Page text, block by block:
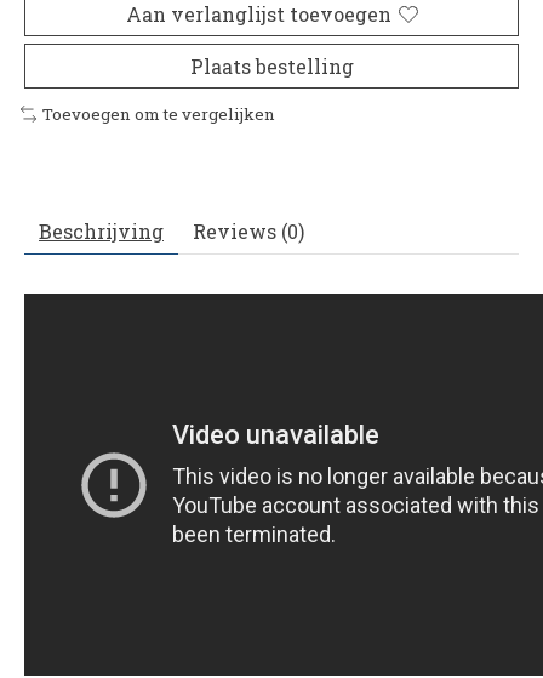
Aan verlanglijst toevoegen
Plaats bestelling
Toevoegen om te vergelijken
Beschrijving Reviews (0)